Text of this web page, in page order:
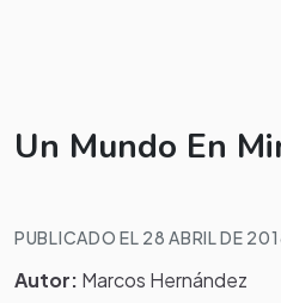
Un Mundo En
PUBLICADO EL 28 ABRIL DE
Autor: Marcos Hernández